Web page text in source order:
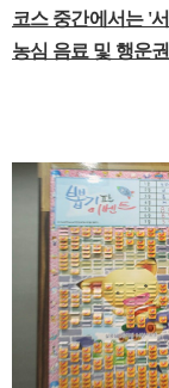
코스 중간에서는 '
농심 음료 및 행운권